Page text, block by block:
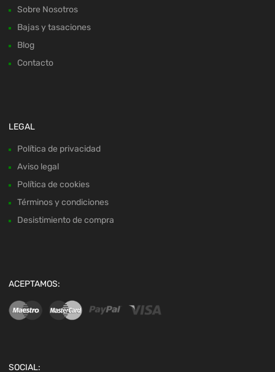
Sobre Nosotros
Bajas y tasaciones
Blog
Contacto
LEGAL
Política de privacidad
Aviso legal
Política de cookies
Términos y condiciones
Desistimiento de compra
ACEPTAMOS:
SOCIAL: